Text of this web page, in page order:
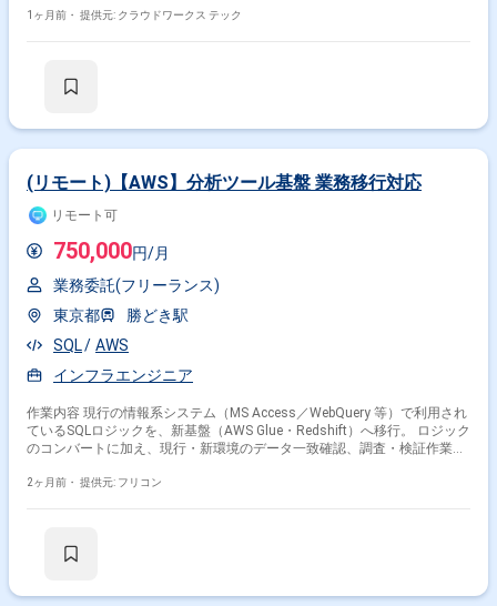
ただきます。 ■業務内容・担当工程 スキルや経験に応じて、リードクラス
コミュニケーション、リスク管理 ・自社プロダクトの連携、受託開発の管
フラ：Docker ■働き方 ・稼働量：週5日 ・リモート稼働：フルリモート ・
フレックス稼働：可能（日中帯に連絡が取れることは必須で、コアタイム
や指定はありませんが、基本的には日中帯に稼働できる方を優先いたしま
す。） 関わるサービス・プロダクト ■企業について データ活用支援・AI開
発・データ基盤構築の受託開発に加え、AIモデル開発の自動化ツールやオ
ンライン定性調査ツールなどの自社プロダクト開発を展開する、データと
AIのプロフェッショナル集団です。 ■プロダクトについて データ活用支援
やAI開発の受託案件、および自社プロダクトであるAIモデル開発の自動化
ツールやオンライン定性調査ツールの開発、生成AIを活用したポータルサ
イトを運営しています。 ■募集背景 事業拡大に伴い、生成AIの活用プロジ
ェクトやデータ・AIを用いたプロダクト開発・グロース・サポートに関す
るプロジェクトが多数発生しており、プロジェクトマネジメント体制を強
1ヶ月前・ 提供元: クラウドワークス テック
(リモート)【AWS】分析ツール基盤 業務移行対応
リモート可
750,000円/月
業務委託(フリーランス)
東京都
勝どき駅
SQL
AWS
インフラエンジニア
作業内容 現行の情報系システム（MS Access／WebQuery 等）で利用され
ているSQLロジックを、新基盤（AWS Glue・Redshift）へ移行。 ロジック
のコンバートに加え、現行・新環境のデータ一致確認、調査・検証作業を
2ヶ月前・ 提供元: フリコン